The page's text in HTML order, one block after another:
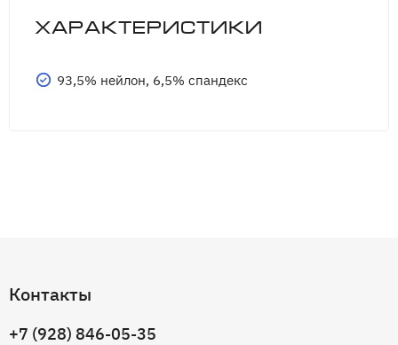
Характеристики
93,5% нейлон, 6,5% спандекс
Контакты
+7 (928) 846-05-35